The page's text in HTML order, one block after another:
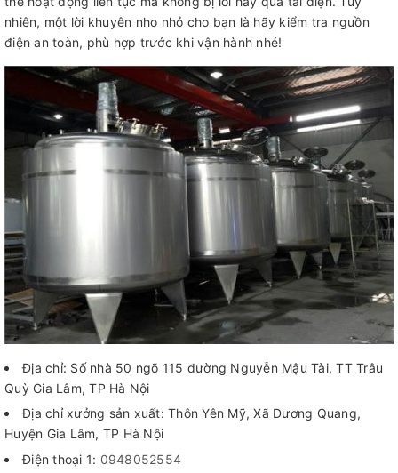
nhiên, một lời khuyên nho nhỏ cho bạn là hãy kiểm tra nguồn
điện an toàn, phù hợp trước khi vận hành nhé!
Địa chỉ: Số nhà 50 ngõ 115 đường Nguyễn Mậu Tài, TT Trâu
Quỳ Gia Lâm, TP Hà Nội
Địa chỉ xưởng sản xuất: Thôn Yên Mỹ, Xã Dương Quang,
Huyện Gia Lâm, TP Hà Nội
Điện thoại 1: 0948052554